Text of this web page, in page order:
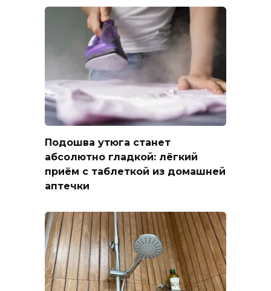
Подошва утюга станет
абсолютно гладкой: лёгкий
приём с таблеткой из домашней
аптечки